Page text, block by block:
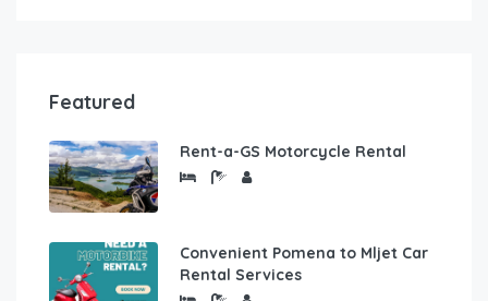
Featured
Rent-a-GS Motorcycle Rental
Convenient Pomena to Mljet Car
Rental Services